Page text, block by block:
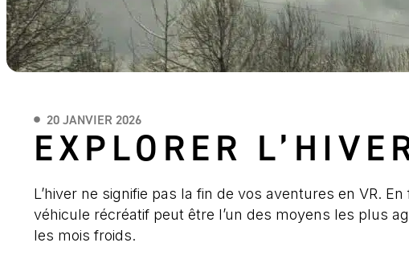
20 JANVIER 2026
EXPLORER
L’hiver ne signifie pas la fin de vos aventures en VR.
véhicule récréatif peut être l’un des moyens les plus
les mois froids.